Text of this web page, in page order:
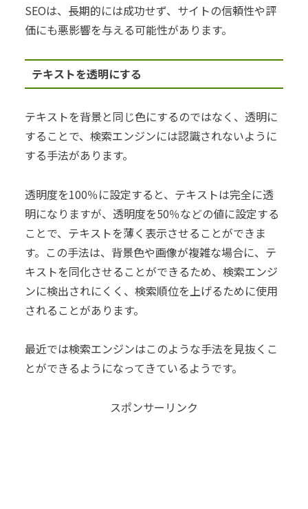
SEOは、長期的には成功せず、サイトの信頼性や評
価にも悪影響を与える可能性があります。
テキストを透明にする
テキストを背景と同じ色にするのではなく、透明に
することで、検索エンジンには認識されないように
する手法があります。
透明度を100％に設定すると、テキストは完全に透
明になりますが、透明度を50％などの値に設定する
ことで、テキストを薄く表示させることができま
す。この手法は、背景色や画像が複雑な場合に、テ
キストを同化させることができるため、検索エンジ
ンに検出されにくく、検索順位を上げるために使用
されることがあります。
最近では検索エンジンはこのような手法を見抜くこ
とができるようになってきているようです。
スポンサーリンク